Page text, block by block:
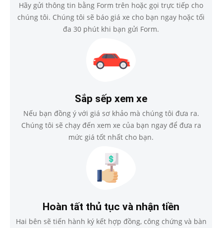
Hãy gửi thông tin bằng Form trên hoặc gọi trực tiếp cho
chúng tôi. Chúng tôi sẽ báo giá xe cho bạn ngay hoặc tối
đa 30 phút khi bạn gửi Form.
Sắp sếp xem xe
Nếu bạn đồng ý với giá sơ khảo mà chúng tôi đưa ra.
Chúng tôi sẽ chạy đến xem xe của bạn ngay để đưa ra
mức giá tốt nhất cho bạn.
Hoàn tất thủ tục và nhận tiền
Hai bên sẽ tiến hành ký kết hợp đồng, công chứng và bàn